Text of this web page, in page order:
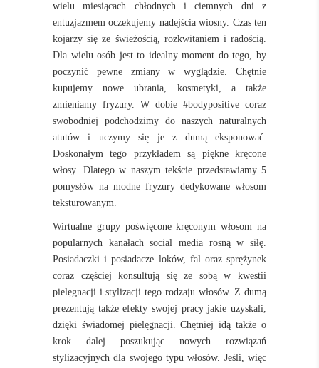
wielu miesiącach chłodnych i ciemnych dni z
entuzjazmem oczekujemy nadejścia wiosny. Czas ten
kojarzy się ze świeżością, rozkwitaniem i radością.
Dla wielu osób jest to idealny moment do tego, by
poczynić pewne zmiany w wyglądzie. Chętnie
kupujemy nowe ubrania, kosmetyki, a także
zmieniamy fryzury. W dobie #bodypositive coraz
swobodniej podchodzimy do naszych naturalnych
atutów i uczymy się je z dumą eksponować.
Doskonałym tego przykładem są piękne kręcone
włosy. Dlatego w naszym tekście przedstawiamy 5
pomysłów na modne fryzury dedykowane włosom
teksturowanym.
Wirtualne grupy poświęcone kręconym włosom na
popularnych kanałach social media rosną w siłę.
Posiadaczki i posiadacze loków, fal oraz sprężynek
coraz częściej konsultują się ze sobą w kwestii
pielęgnacji i stylizacji tego rodzaju włosów. Z dumą
prezentują także efekty swojej pracy jakie uzyskali,
dzięki świadomej pielęgnacji. Chętniej idą także o
krok dalej poszukując nowych rozwiązań
stylizacyjnych dla swojego typu włosów. Jeśli, więc